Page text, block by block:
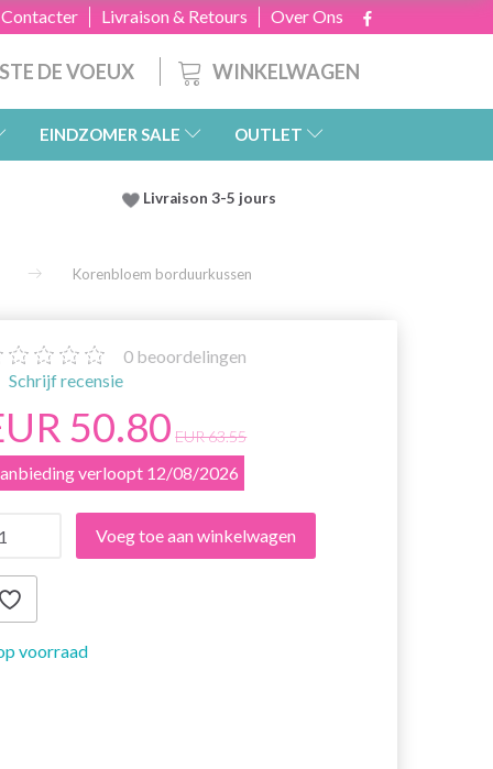
Over Ons
Livraison & Retours
WINKELWAGEN
DE VOEUX
EINDZOMER SALE OUTLET
Livraison 3-5 jours
Korenbloem borduurkussen
0 beoordelingen
Schrijf recensie
50.80 EUR 63.55
verloopt 12/08/2026
Voeg toe aan winkelwagen
voorraad